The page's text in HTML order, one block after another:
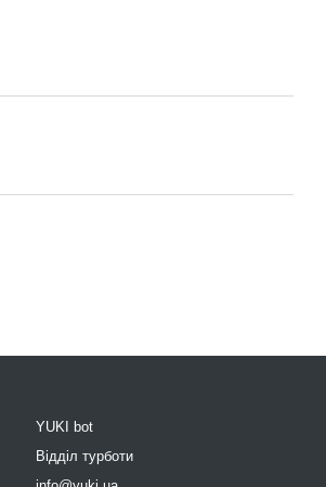
YUKI bot
Відділ турботи